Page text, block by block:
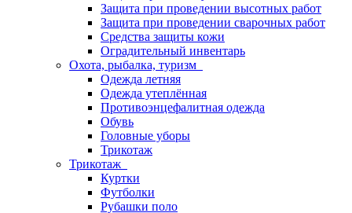
Защита при проведении высотных работ
Защита при проведении сварочных работ
Средства защиты кожи
Оградительный инвентарь
Охота, рыбалка, туризм
Одежда летняя
Одежда утеплённая
Противоэнцефалитная одежда
Обувь
Головные уборы
Трикотаж
Трикотаж
Куртки
Футболки
Рубашки поло